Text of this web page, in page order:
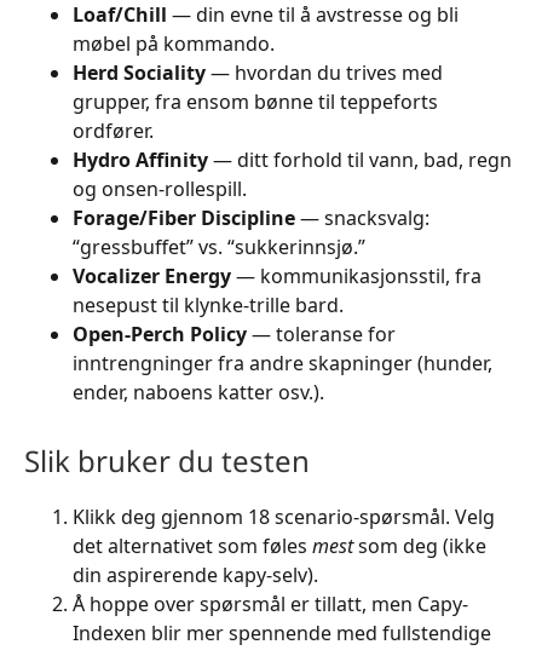
Loaf/Chill — din evne til å avstresse og bli
møbel på kommando.
Herd Sociality— hvordan du trives med
grupper, fra ensom bønne til teppeforts
ordfører.
Hydro Affinity— ditt forhold til vann, bad, regn
og onsen-rollespill.
Forage/Fiber Discipline— snacksvalg:
“gressbuffet” vs. “sukkerinnsjø.”
Vocalizer Energy— kommunikasjonsstil, fra
nesepust til klynke-trille bard.
Open-Perch Policy— toleranse for
inntrengninger fra andre skapninger (hunder,
ender, naboens katter osv.).
Slik bruker du testen
Klikk deg gjennom 18 scenario-spørsmål. Velg
det alternativet som føles mestsom deg (ikke
din aspirerende kapy-selv).
Å hoppe over spørsmål er tillatt, men Capy-
Indexen blir mer spennende med fullstendige